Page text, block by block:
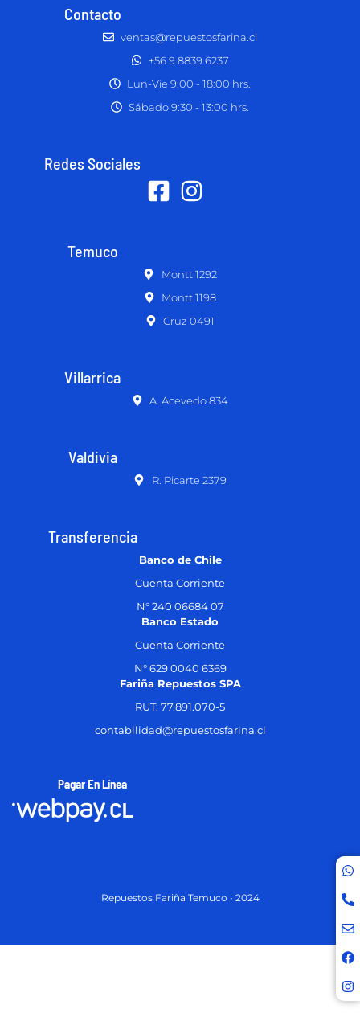
Contacto
ventas@repuestosfarina.cl
+56 9 8839 6237
Lun-Vie 9:00 - 18:00 hrs.
Sábado 9:30 - 13:00 hrs.
Redes Sociales
Temuco
Montt 1292
Montt 1198
Cruz 0491
Villarrica
A. Acevedo 834
Valdivia
R. Picarte 2379
Transferencia
Banco de Chile
Cuenta Corriente
N° 240 06684 07
Banco Estado
Cuenta Corriente
N° 629 0040 6369
Fariña Repuestos SPA
RUT: 77.891.070-5
contabilidad@repuestosfarina.cl
Pagar En Línea
Repuestos Fariña Temuco • 2024